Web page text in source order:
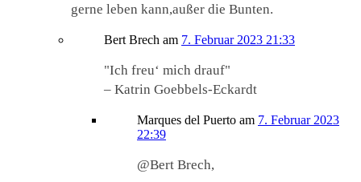
gerne leben kann,außer die Bunten.
Bert Brech am 7. Februar 2023 21:33
"Ich freu‘ mich drauf"
– Katrin Goebbels-Eckardt
Marques del Puerto am 7. Februar 2023
22:39
@Bert Brech,